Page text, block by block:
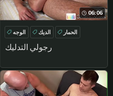
06:06
رجولي التدليك
الوجه الديك
الحمار
حلق